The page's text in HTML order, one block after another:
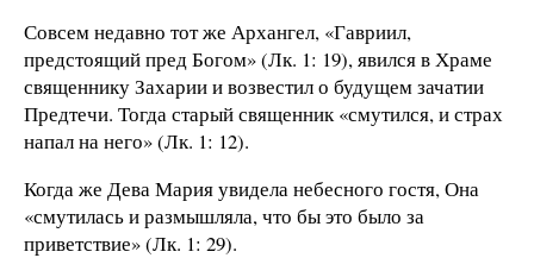
Совсем недавно тот же Архангел, «Гавриил,
предстоящий пред Богом» (Лк. 1: 19), явился в Храме
священнику Захарии и возвестил о будущем зачатии
Предтечи. Тогда старый священник «смутился, и страх
напал на него» (Лк. 1: 12).
Когда же Дева Мария увидела небесного гостя, Она
«смутилась и размышляла, что бы это было за
приветствие» (Лк. 1: 29).